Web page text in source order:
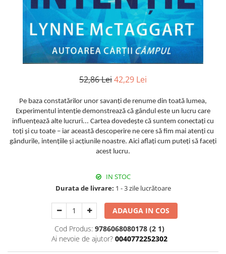
52,86 Lei42,29 Lei
Pe baza constatărilor unor savanți de renume din toată lumea,
Experimentul intenție demonstrează că gândul este un lucru care
influențează alte lucruri... Cartea dovedește că suntem conectați cu
toți și cu toate – iar această descoperire ne cere să fim mai atenți cu
gândurile, intențiile și acțiunile noastre. Aici aflați cum puteți să faceți
acest lucru.
IN STOC
Durata de livrare: 1 - 3 zile lucrătoare
ADAUGA IN COS
Cod Produs: 9786068080178 (2 1)
Ai nevoie de ajutor? 0040772252302